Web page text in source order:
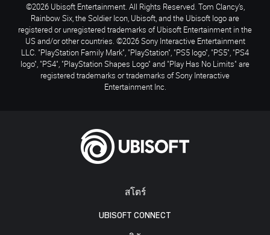
สโตร์
UBISOFT CONNECT
©2026 Ubisoft Entertainment. All Rights Reserved. Tom Clancy’s,
Rainbow Six, the Soldier Icon, Ubisoft, and the Ubisoft logo are
registered or unregistered trademarks of Ubisoft Entertainment in the
US and/or other countries. ©2026 Sony Interactive Entertainment
LLC. "PlayStation Family Mark", "PlayStation", "PS5 logo", "PS5", "PS4
logo", "PS4", "PlayStation Shapes Logo" and "Play Has No Limits" are
registered trademarks or trademarks of Sony Interactive
Entertainment Inc.